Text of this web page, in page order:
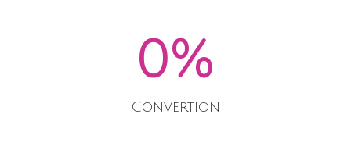
0%
Convertion